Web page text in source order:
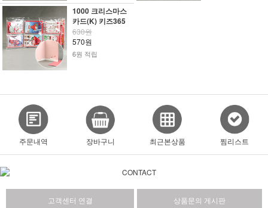
1000 크리스마스
카드(K) 키즈365
630원
570원
6원 적립
주문내역 장바구니 최근본상품 찜리스트
고객센터 연결 상품문의 게시판